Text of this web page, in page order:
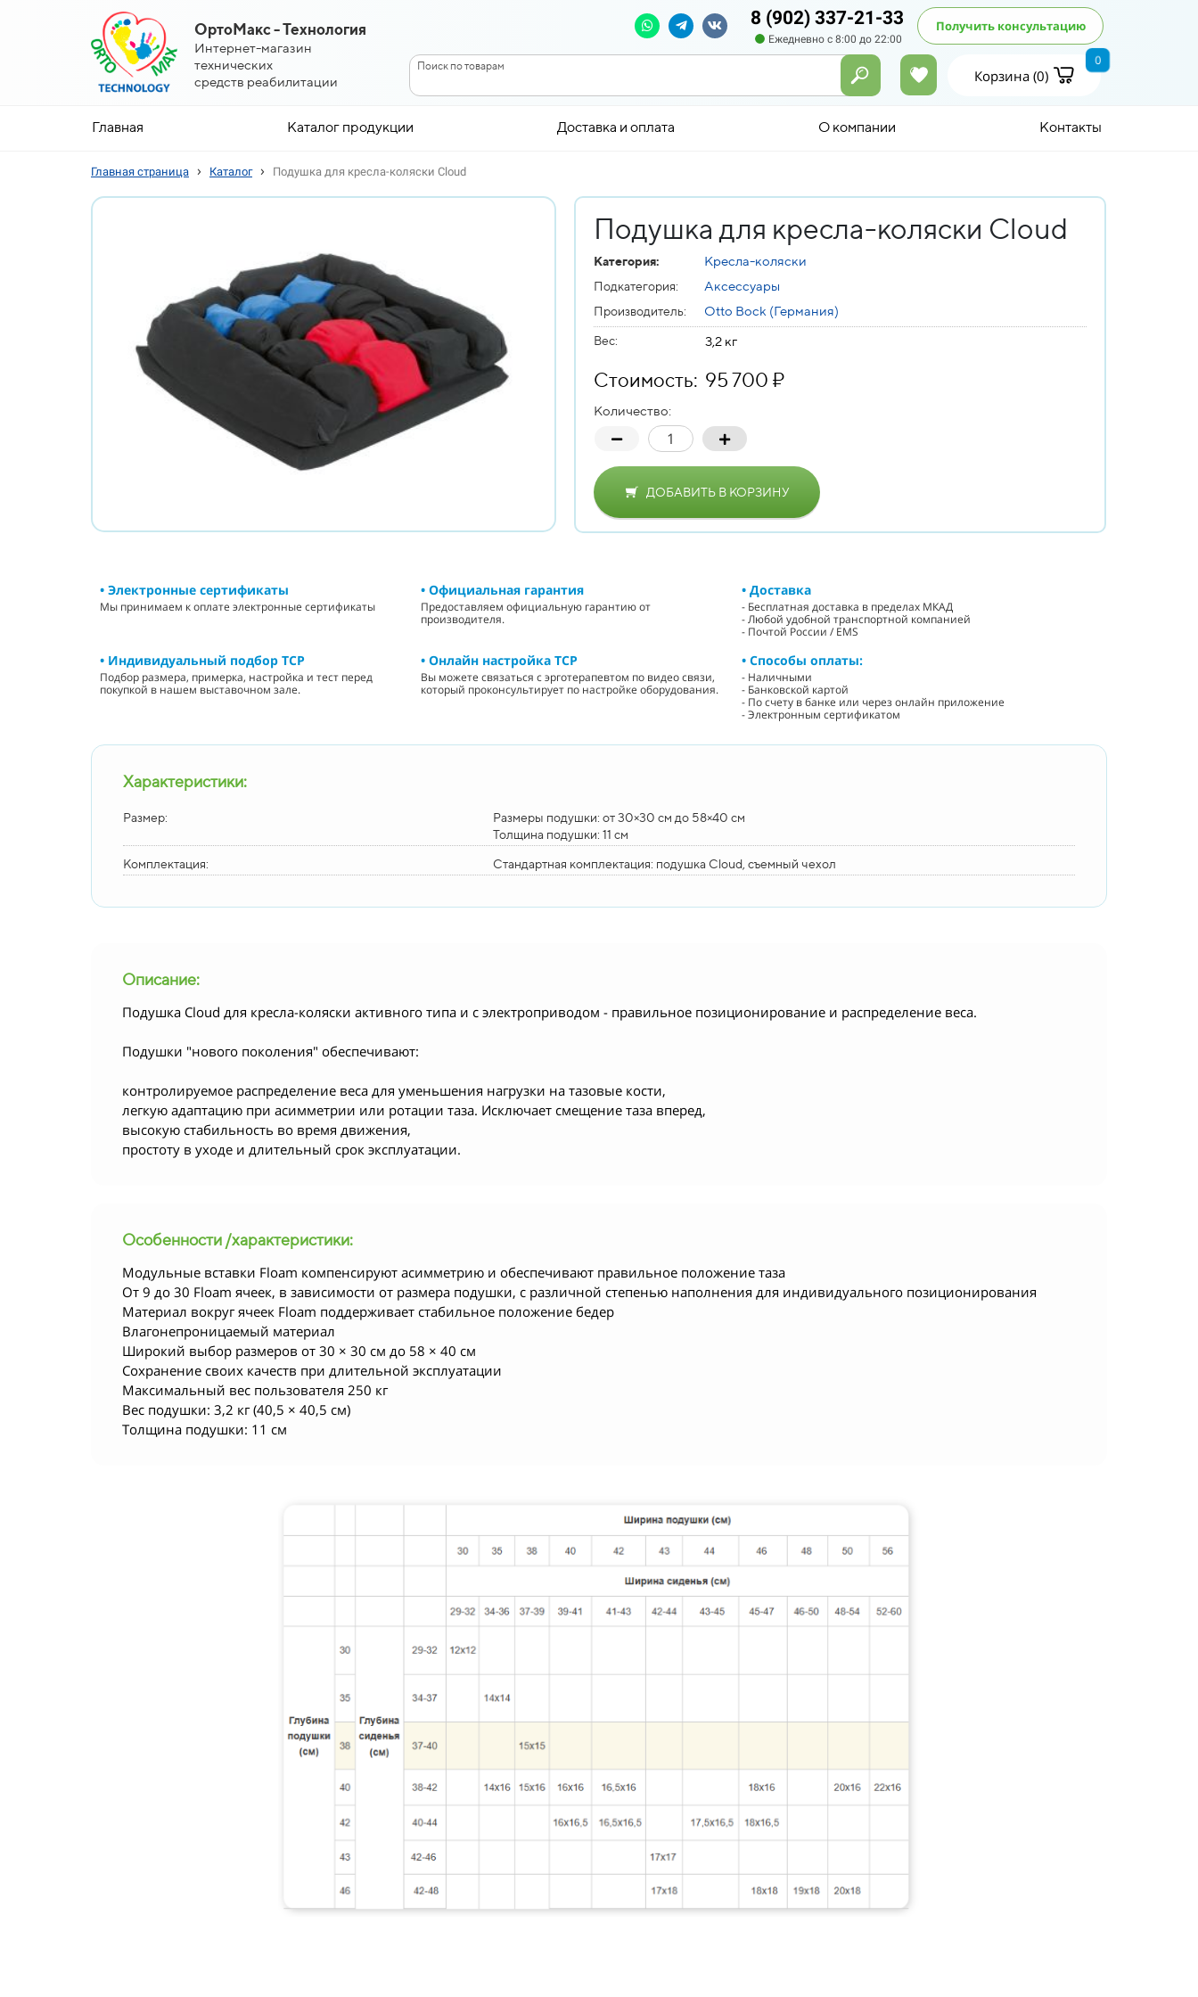
ОртоМакс - Технология
Интернет-магазин
технических
средств реабилитации
8 (902) 337-21-33
Ежедневно с 8:00 до 22:00
Получить консультацию
Поиск по товарам
Корзина (0)
0
Главная Каталог продукции Доставка и оплата О компании Контакты
Главная страница › Каталог › Подушка для кресла-коляски Cloud
Подушка для кресла-коляски Cloud
Категория: Кресла-коляски
Подкатегория: Аксессуары
Производитель: Otto Bock (Германия)
Вес: 3,2 кг
Стоимость: 95 700 ₽
Количество:
ДОБАВИТЬ В КОРЗИНУ
• Электронные сертификаты
Мы принимаем к оплате электронные сертификаты
• Официальная гарантия
Предоставляем официальную гарантию от
производителя.
• Доставка
- Бесплатная доставка в пределах МКАД
- Любой удобной транспортной компанией
- Почтой России / EMS
• Индивидуальный подбор ТСР
Подбор размера, примерка, настройка и тест перед
покупкой в нашем выставочном зале.
• Онлайн настройка ТСР
Вы можете связаться с эрготерапевтом по видео связи,
который проконсультирует по настройке оборудования.
• Способы оплаты:
- Наличными
- Банковской картой
- По счету в банке или через онлайн приложение
- Электронным сертификатом
Характеристики:
Размер:
Размеры подушки: от 30×30 см до 58×40 см
Толщина подушки: 11 см
Комплектация: Стандартная комплектация: подушка Cloud, съемный чехол
Описание:
Подушка Cloud для кресла-коляски активного типа и с электроприводом - правильное позиционирование и распределение веса.
Подушки "нового поколения" обеспечивают:
контролируемое распределение веса для уменьшения нагрузки на тазовые кости,
легкую адаптацию при асимметрии или ротации таза. Исключает смещение таза вперед,
высокую стабильность во время движения,
простоту в уходе и длительный срок эксплуатации.
Особенности /характеристики:
Модульные вставки Floam компенсируют асимметрию и обеспечивают правильное положение таза
От 9 до 30 Floam ячеек, в зависимости от размера подушки, с различной степенью наполнения для индивидуального позиционирования
Материал вокруг ячеек Floam поддерживает стабильное положение бедер
Влагонепроницаемый материал
Широкий выбор размеров от 30 × 30 см до 58 × 40 см
Сохранение своих качеств при длительной эксплуатации
Максимальный вес пользователя 250 кг
Вес подушки: 3,2 кг (40,5 × 40,5 см)
Толщина подушки: 11 см